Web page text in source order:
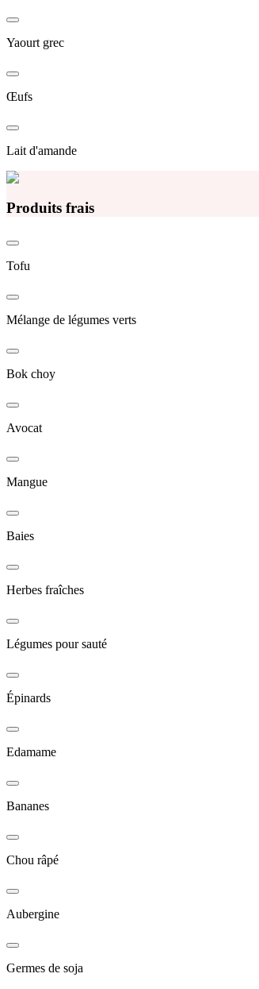
Yaourt grec
Œufs
Lait d'amande
Produits frais
Tofu
Mélange de légumes verts
Bok choy
Avocat
Mangue
Baies
Herbes fraîches
Légumes pour sauté
Épinards
Edamame
Bananes
Chou râpé
Aubergine
Germes de soja